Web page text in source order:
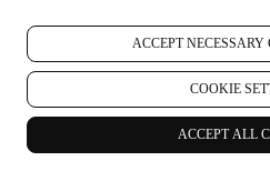
ACCEPT
COOKIE
ACCEPT ALL
contactgegevens (adres,
Creuset-account aan te
of om u aan te melden voor
online of in onze winkels;
uw aankoopgegevens,
aankoop, leveringsgegevens,
voor het beheer van uw